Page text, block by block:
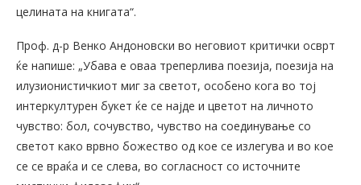
целината на книгата“.
Проф. д-р Венко Андоновски во неговиот критички осврт
ќе напише: „Убава е оваа треперлива поезија, поезија на
илузионистичкиот миг за светот, особено кога во тој
интеркултурен букет ќе се најде и цветот на личното
чувство: бол, сочувство, чувство на соединување со
светот како врвно божество од кое се излегува и во кое
се се враќа и се слева, во согласност со источните